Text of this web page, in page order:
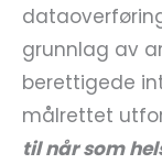
grunnlag av
berettigede
målrettet
til når som